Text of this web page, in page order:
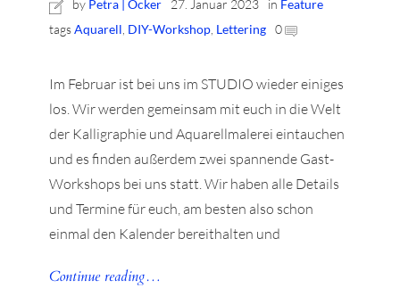
by Petra | Ocker 27. Januar 2023 in Feature
tagsAquarell DIY-Workshop Lettering 0
Im Februar ist bei uns im STUDIO wieder einiges
los. Wir werden gemeinsam mit euch in die Welt
der Kalligraphie und Aquarellmalerei eintauchen
und es finden außerdem zwei spannende Gast-
Workshops bei uns statt. Wir haben alle Details
und Termine für euch, am besten also schon
einmal den Kalender bereithalten und
Continue reading…